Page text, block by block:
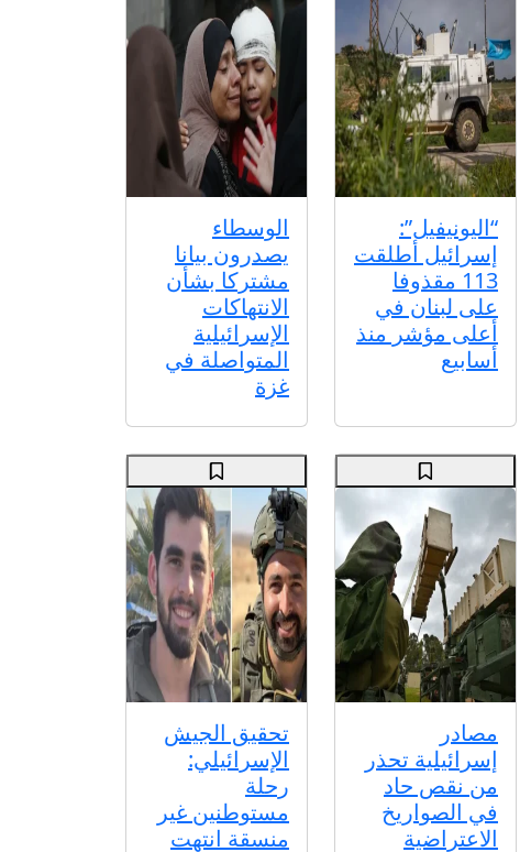
“اليونيفيل”:
إسرائيل أطلقت
113 مقذوفا
على لبنان في
أعلى مؤشر منذ
أسابيع
الوسطاء
يصدرون بيانا
مشتركا بشأن
الانتهاكات
الإسرائيلية
المتواصلة في
غزة
مصادر
إسرائيلية تحذر
من نقص حاد
في الصواريخ
الاعتراضية
تحقيق الجيش
الإسرائيلي:
رحلة
مستوطنين غير
منسقة انتهت